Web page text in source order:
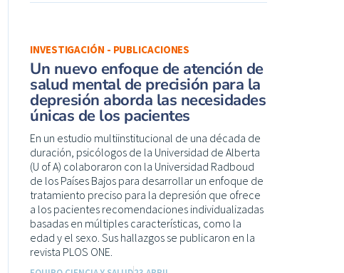
INVESTIGACIÓN - PUBLICACIONES
Un nuevo enfoque de atención de
salud mental de precisión para la
depresión aborda las necesidades
únicas de los pacientes
En un estudio multiinstitucional de una década de
duración, psicólogos de la Universidad de Alberta
(U of A) colaboraron con la Universidad Radboud
de los Países Bajos para desarrollar un enfoque de
tratamiento preciso para la depresión que ofrece
a los pacientes recomendaciones individualizadas
basadas en múltiples características, como la
edad y el sexo. Sus hallazgos se publicaron en la
revista PLOS ONE.